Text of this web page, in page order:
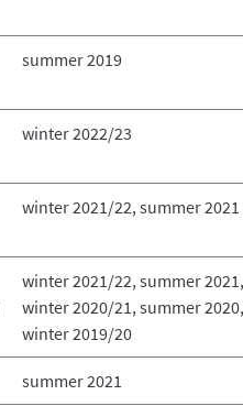
summer 2019
winter 2022/23
winter 2021/22, summer 2021
winter 2021/22, summer 2021,
winter 2020/21, summer 2020,
winter 2019/20
summer 2021